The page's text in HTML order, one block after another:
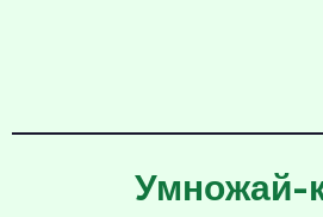
Умножай-